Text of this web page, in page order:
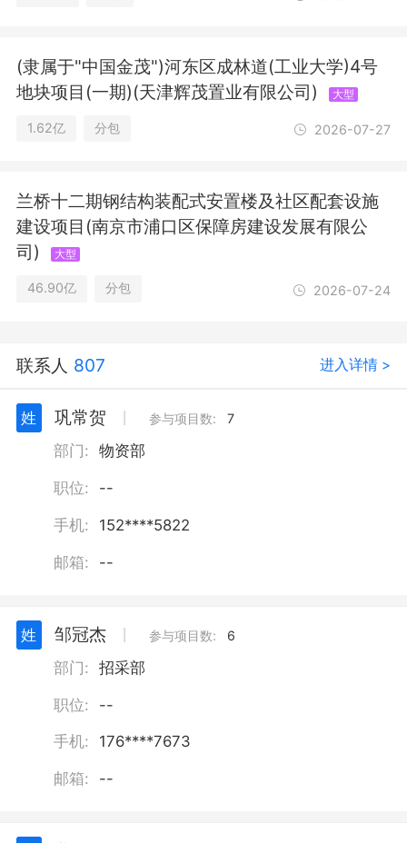
建筑垃圾处置（清运）；餐厨垃圾处
理；公路管理与养护；路基路面养护作
业；住宿服务；演出场所经营（依法须
经批准的项目，经相关部门批准后方可
筑材料销售；金属结构制造；金属结构
销售；新型建筑材料制造（不含危险化
学品）；砼结构构件制造；砼结构构件
同能源管理；储能技术服务；高性能纤
境材料制造；生态环境材料销售；建筑
隔音材料制造；隔热和隔音材料销售；
新型膜材料制造；新型膜材料销售；保
温材料销售；涂料销售（不含危险化学
品）；建筑用钢筋产品销售；水泥制品
机械设备销售；工业机器人制造；工业
机器人销售；建筑砌块制造；建筑砌块
体管理服务；城市公园管理；园区管理
墨烯材料销售；第一类医疗器械销售；
理；会议及展览服务；体育场地设施经
赛组织；城市绿化管理；水污染治理；
(隶属于"中国金茂")河东区成林道(工业大学)4号
地块项目(一期)(天津辉茂置业有限公司)
大型
1.62亿 分包 2026-07-27
兰桥十二期钢结构装配式安置楼及社区配套设施
建设项目(南京市浦口区保障房建设发展有限公
司)
大型
46.90亿 分包 2026-07-24
联系人 807 进入详情 >
姓 巩常贺 参与项目数: 7
部门: 物资部
职位: --
手机: 152****5822
邮箱: --
姓 邹冠杰 参与项目数: 6
部门: 招采部
职位: --
手机: 176****7673
邮箱: --